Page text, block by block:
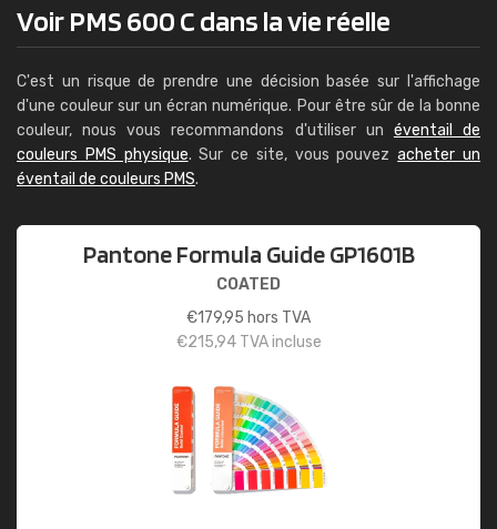
Voir PMS 600 C dans la vie réelle
C'est un risque de prendre une décision basée sur l'affichage
d'une couleur sur un écran numérique. Pour être sûr de la bonne
couleur, nous vous recommandons d'utiliser un éventail de
couleurs PMS physique. Sur ce site, vous pouvezacheter un
éventail de couleurs PMS.
Pantone Formula Guide GP1601B
COATED
€179,95 hors TVA
€215,94TVA incluse